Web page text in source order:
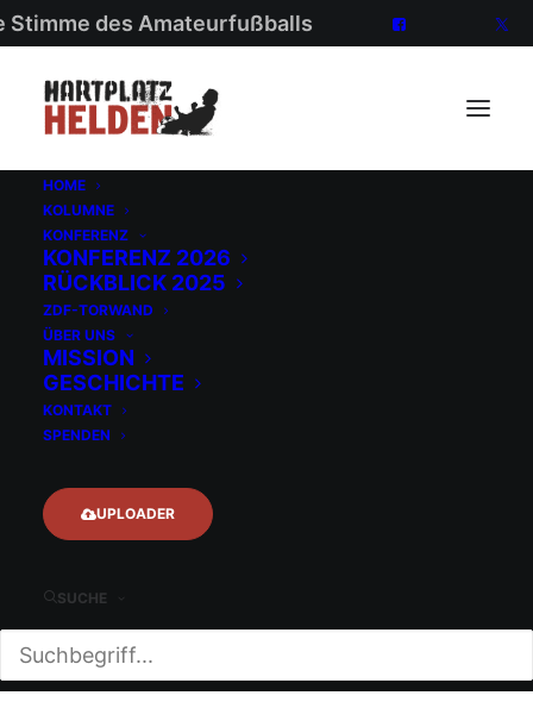
Stimme des Amateurfußballs
HOME
KOLUMNE
KONFERENZ
KONFERENZ 2026
RÜCKBLICK 2025
ZDF-TORWAND
ÜBER UNS
MISSION
GESCHICHTE
KONTAKT
SPENDEN
UPLOADER
SUCHE
Von Krusten und
Kumpanen
VONMICHAEL FRANKE | 2 MINUTEN